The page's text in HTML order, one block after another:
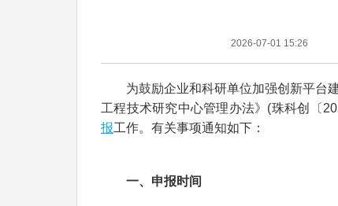
2026-07-01 15:26
为鼓励企业和科研单位加强创新平台建
工程技术研究中心管理办法》(珠科创〔
报工作。有关事项通知如下：
一、申报时间